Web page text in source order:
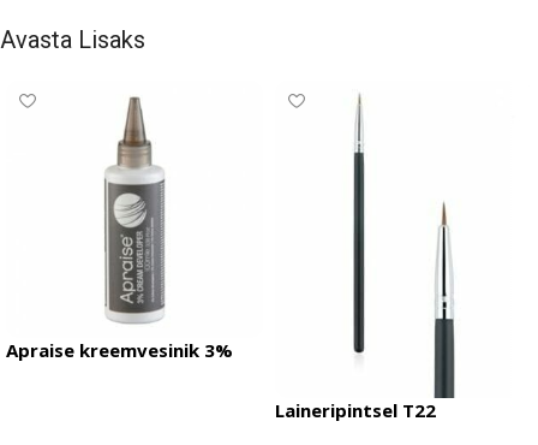
Avasta Lisaks
Apraise kreemvesinik 3%
Laineripintsel T22